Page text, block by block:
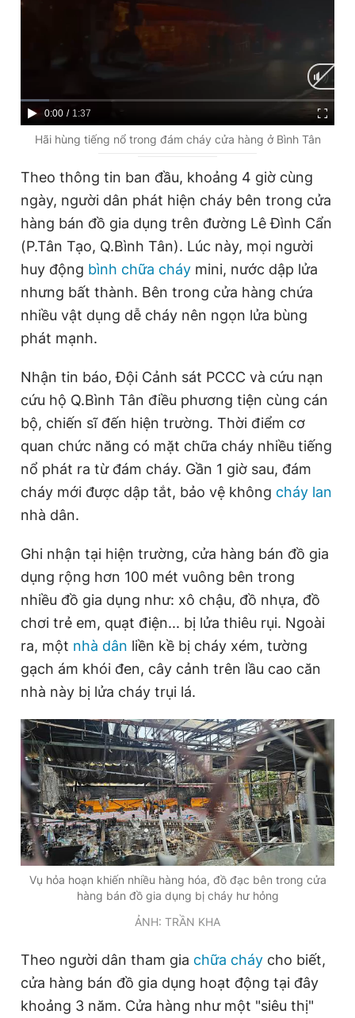
Quảng cáo RSS Tòa soạn
Phó tổng biên tập thường trực: Hải Thành
Phó tổng biên tập: Trần Việt Hưng
Tổng thư ký tòa soạn: Đức Trung
Giấy phép xuất bản số 110/GP - BTTTT cấp ngày 24.3.2020
bản. Phát triển bởi ePi Technologies, JSC.
C
u
r
e
n
0:00 / D
u
a
t
i
n
1:37
Hãi hùng tiếng nổ trong đám cháy cửa hàng ở Bình Tân
Theo thông tin ban đầu, khoảng 4 giờ cùng
ngày, người dân phát hiện cháy bên trong cửa
hàng bán đồ gia dụng trên đường Lê Đình Cẩn
(P.Tân Tạo, Q.Bình Tân). Lúc này, mọi người
huy động bình chữa cháy mini, nước dập lửa
nhưng bất thành. Bên trong cửa hàng chứa
nhiều vật dụng dễ cháy nên ngọn lửa bùng
phát mạnh.
Nhận tin báo, Đội Cảnh sát PCCC và cứu nạn
cứu hộ Q.Bình Tân điều phương tiện cùng cán
bộ, chiến sĩ đến hiện trường. Thời điểm cơ
quan chức năng có mặt chữa cháy nhiều tiếng
nổ phát ra từ đám cháy. Gần 1 giờ sau, đám
cháy mới được dập tắt, bảo vệ không cháy lan
nhà dân.
Ghi nhận tại hiện trường, cửa hàng bán đồ gia
dụng rộng hơn 100 mét vuông bên trong
nhiều đồ gia dụng như: xô chậu, đồ nhựa, đồ
chơi trẻ em, quạt điện... bị lửa thiêu rụi. Ngoài
ra, một nhà dân liền kề bị cháy xém, tường
gạch ám khói đen, cây cảnh trên lầu cao căn
nhà này bị lửa cháy trụi lá.
Vụ hỏa hoạn khiến nhiều hàng hóa, đồ đạc bên trong cửa
hàng bán đồ gia dụng bị cháy hư hỏng
ẢNH: TRẦN KHA
Theo người dân tham gia chữa cháy cho biết,
cửa hàng bán đồ gia dụng hoạt động tại đây
khoảng 3 năm. Cửa hàng như một "siêu thị"